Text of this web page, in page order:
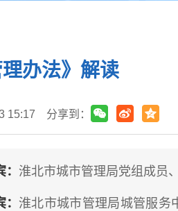
办法》解读
15:17 分享到：
淮北市城市管理局党组成员
淮北市城市管理局城管服务